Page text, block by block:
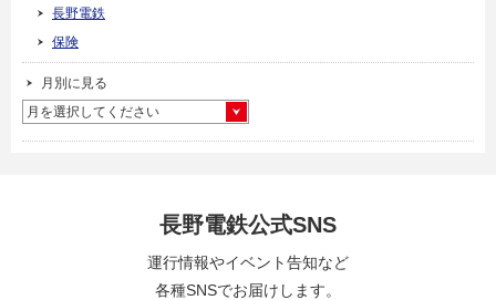
長野電鉄
保険
月別に見る
月を選択してください
長野電鉄公式SNS
運行情報やイベント告知など
各種SNSでお届けします。